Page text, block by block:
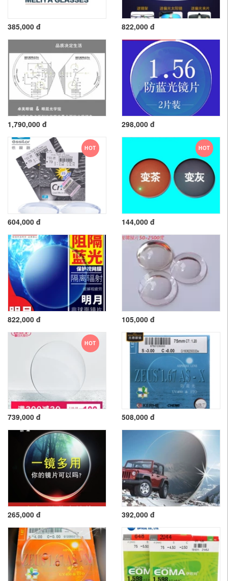
385,000 đ 822,000 đ
1,790,000 đ 298,000 đ
HOT
604,000 đ
HOT
144,000 đ
822,000 đ 105,000 đ
HOT
739,000 đ 508,000 đ
265,000 đ 392,000 đ